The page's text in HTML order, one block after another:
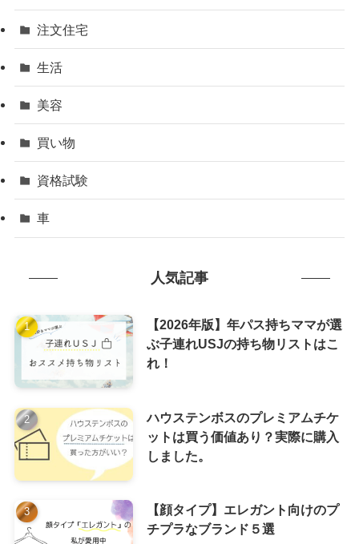
注文住宅
生活
美容
買い物
資格試験
車
人気記事
【2026年版】年パス持ちママが選
ぶ子連れUSJの持ち物リストはこ
れ！
ハウステンボスのプレミアムチケ
ットは買う価値あり？実際に購入
しました。
【顔タイプ】エレガント向けのプ
チプラなブランド５選